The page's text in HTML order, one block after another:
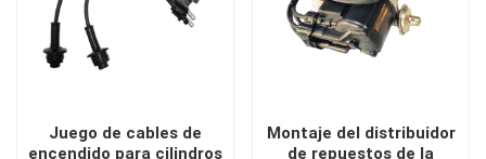
Juego de cables de
encendido para cilindros
Montaje del distribuidor
de repuestos de la